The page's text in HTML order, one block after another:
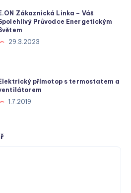
Zákaznická Linka – Váš
Průvodce Energetickým
29.3.2023
přímotop s termostatem a
1.7.2019